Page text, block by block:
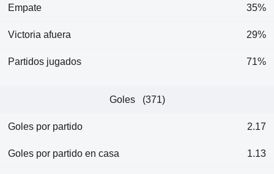
Empate 35%
Victoria afuera 29%
Partidos jugados 71%
Goles (371)
Goles por partido 2.17
Goles por partido en casa 1.13